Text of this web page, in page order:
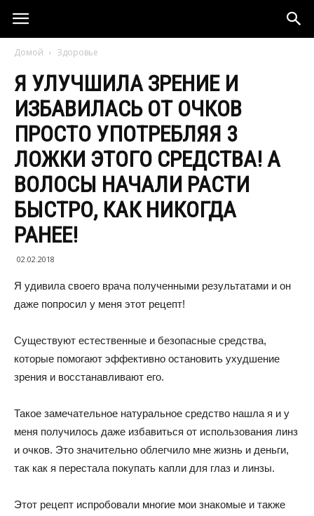
Домой Здоровье
Я УЛУЧШИЛА ЗРЕНИЕ И
ИЗБАВИЛАСЬ ОТ ОЧКОВ
ПРОСТО УПОТРЕБЛЯЯ 3
ЛОЖКИ ЭТОГО СРЕДСТВА! А
ВОЛОСЫ НАЧАЛИ РАСТИ
БЫСТРО, КАК НИКОГДА
РАНЕЕ!
02.02.2018
Я удивила своего врача полученными результатами и он
даже попросил у меня этот рецепт!
Существуют естественные и безопасные средства,
которые помогают эффективно остановить ухудшение
зрения и восстанавливают его.
Такое замечательное натуральное средство нашла я и у
меня получилось даже избавиться от использования линз
и очков. Это значительно облегчило мне жизнь и деньги,
так как я перестала покупать капли для глаз и линзы.
Этот рецепт испробовали многие мои знакомые и также